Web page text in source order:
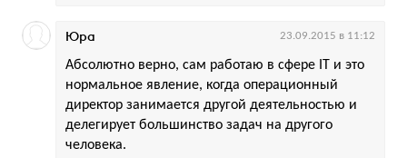
Абсолютно верно, сам работаю в сфере IT и это
нормальное явление, когда операционный
директор занимается другой деятельностью и
делегирует большинство задач на другого
человека.
Юра 23.09.2015 в 11:12